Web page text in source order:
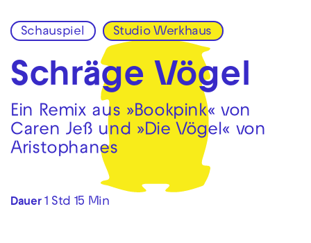
Zur Hauptnavigation springen
Zum Hauptinhalt springen Zum Footer springen
Schauspiel Studio Werkhaus
Schräge Vögel
Ein Remix aus »Bookpink« von
Caren Jeß und »Die Vögel« von
Aristophanes
Dauer 1 Std 15 Min